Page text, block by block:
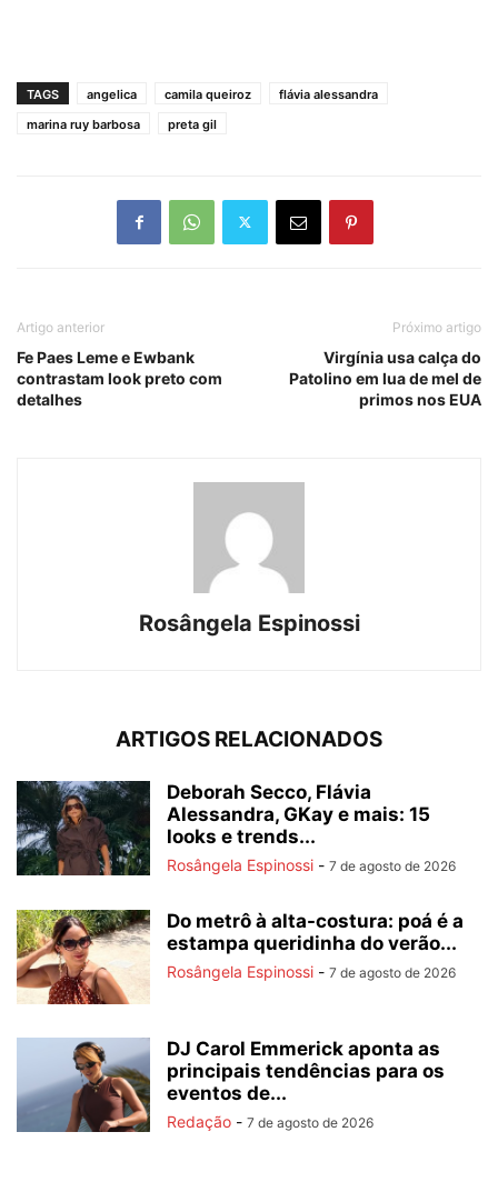
TAGS angelica camila queiroz
flávia alessandra
marina ruy barbosa
preta gil
Artigo anterior
Fe Paes Leme e Ewbank
contrastam look preto com
detalhes
Próximo artigo
Virgínia usa calça do
Patolino em lua de mel de
primos nos EUA
Rosângela Espinossi
ARTIGOS RELACIONADOS
Deborah Secco, Flávia
Alessandra, GKay e mais: 15
looks e trends...
Rosângela Espinossi - 7 de agosto de 2026
Do metrô à alta-costura: poá é a
estampa queridinha do verão...
Rosângela Espinossi - 7 de agosto de 2026
DJ Carol Emmerick aponta as
principais tendências para os
eventos de...
Redação - 7 de agosto de 2026